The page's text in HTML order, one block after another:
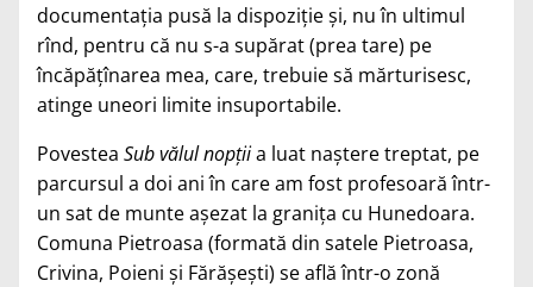
documentaţia pusă la dispoziţie şi, nu în ultimul
rînd, pentru că nu s-a supărat (prea tare) pe
încăpăţînarea mea, care, trebuie să mărturisesc,
atinge uneori limite insuportabile.
Povestea Sub vălul nopţiia luat naştere treptat, pe
parcursul a doi ani în care am fost profesoară într-
un sat de munte aşezat la graniţa cu Hunedoara.
Comuna Pietroasa (formată din satele Pietroasa,
Crivina, Poieni şi Fărăşeşti) se află într-o zonă